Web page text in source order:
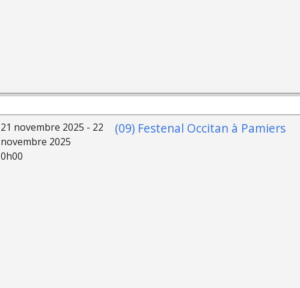
21 novembre 2025 - 22
novembre 2025
0h00
(09) Festenal Occitan à Pamiers